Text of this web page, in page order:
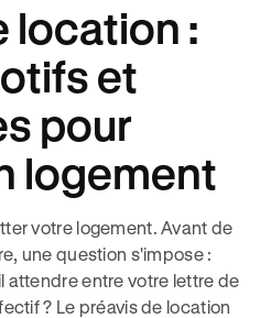
location :
et
pour
logement
votre logement. Avant de
une question s'impose :
attendre entre votre lettre de
? Le préavis de location